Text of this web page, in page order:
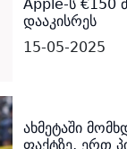
Apple-ს €150
დააკისრეს
15-05-2025
ახმეტაში
ფაქტზე, ერთ